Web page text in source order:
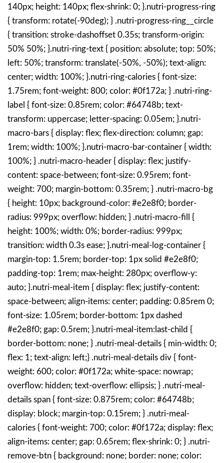
140px; height: 140px; flex-shrink: 0; }.nutri-progress-ring
{ transform: rotate(-90deg); } .nutri-progress-ring__circle
{ transition: stroke-dashoffset 0.35s; transform-origin:
50% 50%; }.nutri-ring-text { position: absolute; top: 50%;
left: 50%; transform: translate(-50%, -50%); text-align:
center; width: 100%; }.nutri-ring-calories { font-size:
1.75rem; font-weight: 800; color: #0f172a; } .nutri-ring-
label { font-size: 0.85rem; color: #64748b; text-
transform: uppercase; letter-spacing: 0.05em; }.nutri-
macro-bars { display: flex; flex-direction: column; gap:
1rem; width: 100%; }.nutri-macro-bar-container { width:
100%; } .nutri-macro-header { display: flex; justify-
content: space-between; font-size: 0.95rem; font-
weight: 700; margin-bottom: 0.35rem; } .nutri-macro-bg
{ height: 10px; background-color: #e2e8f0; border-
radius: 999px; overflow: hidden; } .nutri-macro-fill {
height: 100%; width: 0%; border-radius: 999px;
transition: width 0.3s ease; }.nutri-meal-log-container {
margin-top: 1.5rem; border-top: 1px solid #e2e8f0;
padding-top: 1rem; max-height: 280px; overflow-y:
auto; }.nutri-meal-item { display: flex; justify-content:
space-between; align-items: center; padding: 0.85rem 0;
font-size: 1.05rem; border-bottom: 1px dashed
#e2e8f0; gap: 0.5rem; }.nutri-meal-item:last-child {
border-bottom: none; } .nutri-meal-details { min-width: 0;
flex: 1; text-align: left;} .nutri-meal-details div { font-
weight: 600; color: #0f172a; white-space: nowrap;
overflow: hidden; text-overflow: ellipsis; } .nutri-meal-
details span { font-size: 0.875rem; color: #64748b;
display: block; margin-top: 0.15rem; } .nutri-meal-
calories { font-weight: 700; color: #0f172a; display: flex;
align-items: center; gap: 0.65rem; flex-shrink: 0; } .nutri-
remove-btn { background: none; border: none; color: